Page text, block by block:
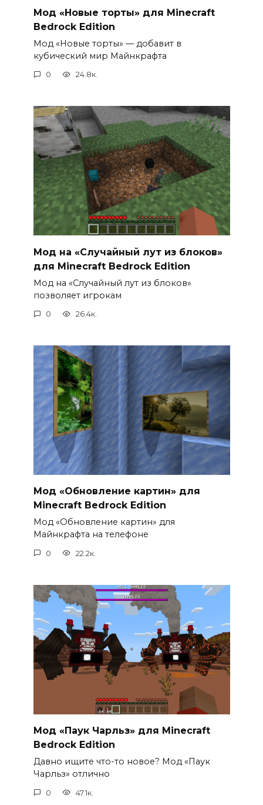
Мод «Новые торты» для Minecraft
Bedrock Edition
Мод «Новые торты» — добавит в
кубический мир Майнкрафта
0 24.8к.
Мод на «Случайный лут из блоков»
для Minecraft Bedrock Edition
Мод на «Случайный лут из блоков»
позволяет игрокам
0 26.4к.
Мод «Обновление картин» для
Minecraft Bedrock Edition
Мод «Обновление картин» для
Майнкрафта на телефоне
0 22.2к.
Мод «Паук Чарльз» для Minecraft
Bedrock Edition
Давно ищите что-то новое? Мод «Паук
Чарльз» отлично
0 47.1к.